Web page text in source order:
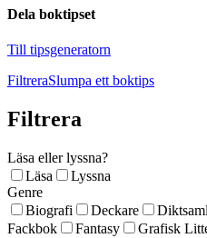
Dela boktipset
Till tipsgeneratorn
FiltreraSlumpa ett boktips
Filtrera
Läsa eller lyssna?
Läsa
Lyssna
Genre
Biografi
Deckare
Fackbok
Fantasy Grafisk